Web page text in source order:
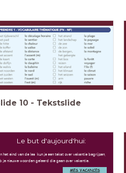
10 - Tekstslide
Le but d'aujourd'hui:
het eind van de les kun je een tekst over vakantie begrijpen,
je nieuwe woorden geleerd die gaan over vakantie.